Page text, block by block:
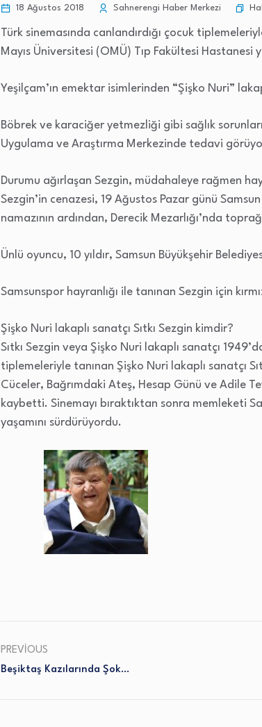
18 Ağustos 2018 Sahnerengi Haber Merkezi
Türk sinemasında canlandırdığı çocuk
Mayıs Üniversitesi (OMÜ) Tıp Fakültesi
Yeşilçam’ın emektar isimlerinden “Şişko Nuri”
Böbrek ve karaciğer yetmezliği gibi sağlık
Uygulama ve Araştırma Merkezinde tedavi
Durumu ağırlaşan Sezgin, müdahaleye rağmen
Sezgin’in cenazesi, 19 Ağustos Pazar günü
namazının ardından, Derecik Mezarlığı’nda
Ünlü oyuncu, 10 yıldır, Samsun Büyükşehir
Samsunspor hayranlığı ile tanınan Sezgin için
Şişko Nuri lakaplı sanatçı Sıtkı Sezgin kimdir?
Sıtkı Sezgin veya Şişko Nuri lakaplı sanatçı
tiplemeleriyle tanınan Şişko Nuri lakaplı sanatçı
Cüceler, Bağrımdaki Ateş, Hesap Günü ve Adile
kaybetti. Sinemayı bıraktıktan sonra memleketi
yaşamını sürdürüyordu.
PREVIOUS
Beşiktaş Kazılarında Şok…